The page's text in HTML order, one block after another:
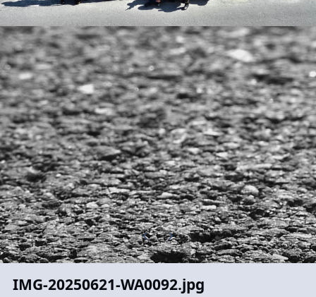
Previous carousel slide
Next carousel slide
IMG-20250621-WA0092.jpg